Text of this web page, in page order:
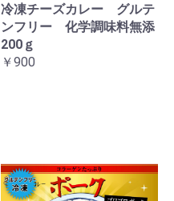
冷凍チーズカレー グルテ
ンフリー 化学調味料無添
200ｇ
￥900